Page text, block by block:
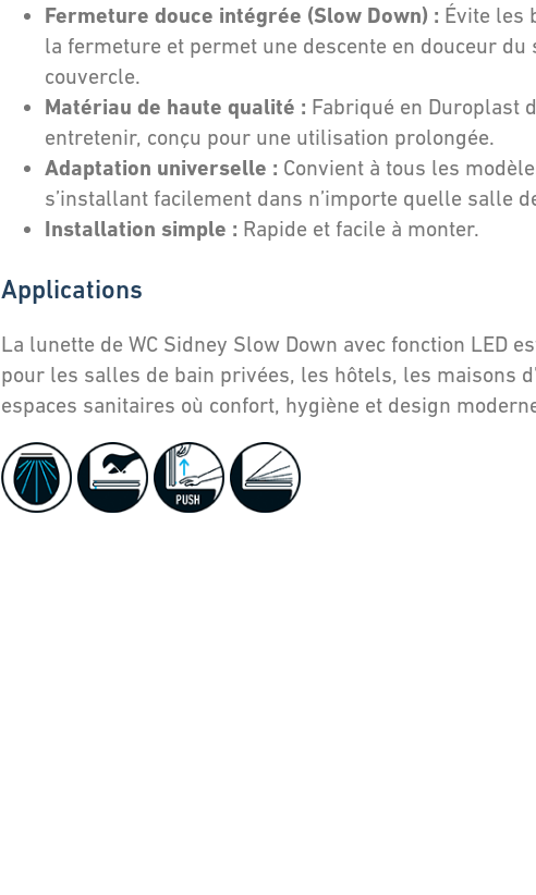
Fermeture douce intégrée (Slow Down) : Évite les
la fermeture et permet une descente en douceur du
couvercle.
Matériau de haute qualité : Fabriqué en Duroplast
entretenir, conçu pour une utilisation prolongée.
Adaptation universelle : Convient à tous les
s’installant facilement dans n’importe quelle salle
Installation simple : Rapide et facile à monter.
Applications
La lunette de WC Sidney Slow Down avec fonction LED
pour les salles de bain privées, les hôtels, les maisons
espaces sanitaires où confort, hygiène et design